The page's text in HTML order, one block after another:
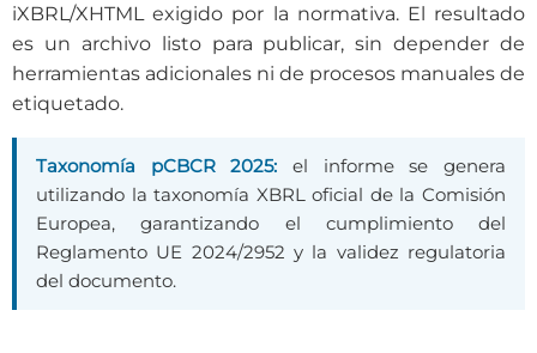
iXBRL/XHTML exigido por la normativa. El resultado
es un archivo listo para publicar, sin depender de
herramientas adicionales ni de procesos manuales de
etiquetado.
Taxonomía pCBCR 2025: el informe se genera
utilizando la taxonomía XBRL oficial de la Comisión
Europea, garantizando el cumplimiento del
Reglamento UE 2024/2952 y la validez regulatoria
del documento.